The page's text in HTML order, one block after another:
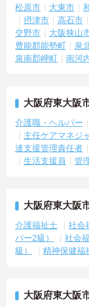
松原市
大東市
摂津市
高石市
交野市
大阪狭山
豊能郡能勢町
泉
泉南郡岬町
南河
大阪府東大阪
介護職・ヘルパー
主任ケアマネジ
達支援管理責任者
生活支援員
管
大阪府東大阪
介護福祉士 社会
パー2級）
社会
級）
精神保健福
大阪府東大阪